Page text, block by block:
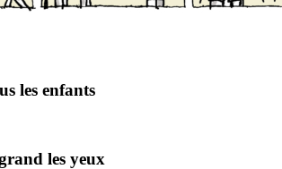
les enfants
les yeux